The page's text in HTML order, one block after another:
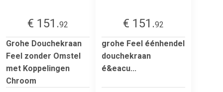
€ 151.92
Grohe Douchekraan
Feel zonder Omstel
met Koppelingen
Chroom
€ 151.92
grohe Feel éénhendel
douchekraan
é&eacu...